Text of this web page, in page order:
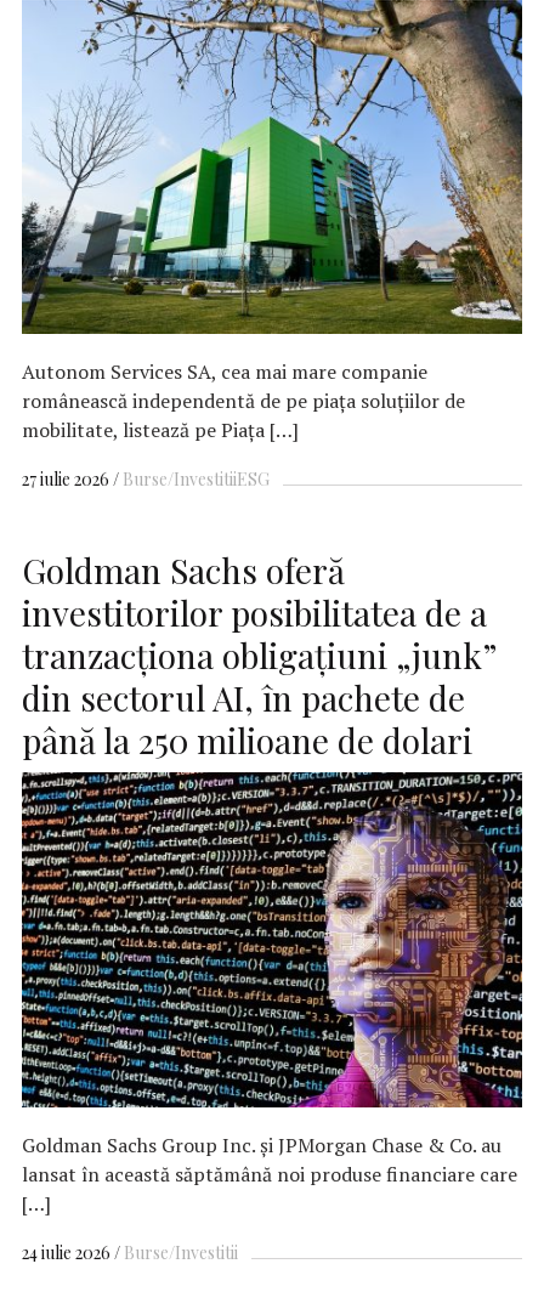
Autonom Services SA, cea mai mare companie
românească independentă de pe piața soluțiilor de
mobilitate, listează pe Piața […]
27 iulie 2026 Burse/InvestitiiESG
Goldman Sachs oferă
investitorilor posibilitatea de a
tranzacționa obligațiuni „junk”
din sectorul AI, în pachete de
până la 250 milioane de dolari
Goldman Sachs Group Inc. și JPMorgan Chase & Co. au
lansat în această săptămână noi produse financiare care
[…]
24 iulie 2026 Burse/Investitii